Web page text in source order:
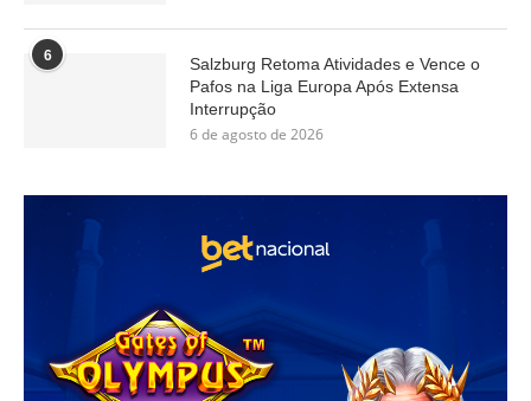
6
Salzburg Retoma Atividades e Vence o
Pafos na Liga Europa Após Extensa
Interrupção
6 de agosto de 2026